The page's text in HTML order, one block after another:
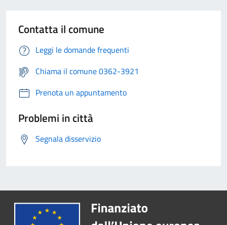
Contatta il comune
Leggi le domande frequenti
Chiama il comune 0362-3921
Prenota un appuntamento
Problemi in città
Segnala disservizio